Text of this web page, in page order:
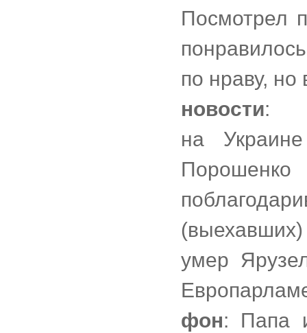
Посмотрел
по нраву, но
новости:
на
умер
фон: Папа